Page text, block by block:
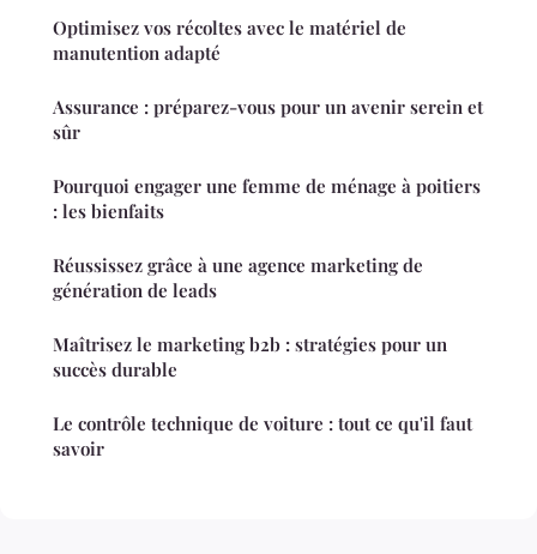
Optimisez vos récoltes avec le matériel de
manutention adapté
Assurance : préparez-vous pour un avenir serein et
sûr
Pourquoi engager une femme de ménage à poitiers
: les bienfaits
Réussissez grâce à une agence marketing de
génération de leads
Maîtrisez le marketing b2b : stratégies pour un
succès durable
Le contrôle technique de voiture : tout ce qu'il faut
savoir